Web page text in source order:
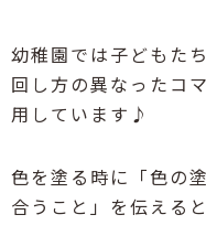
幼稚園では子どもた
回し方の異なったコ
用しています♪
色を塗る時に「色の
合うこと」を伝える